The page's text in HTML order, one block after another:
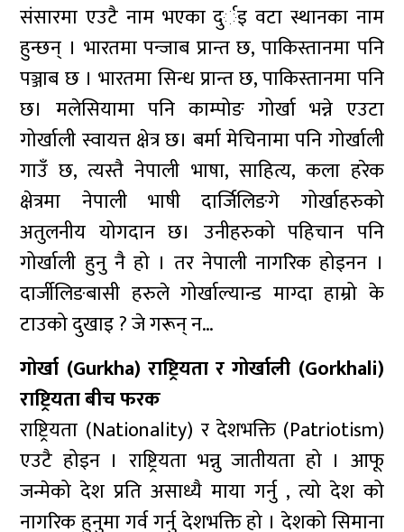
संसारमा एउटै नाम भएका दुर्इ वटा स्थानका नाम
हुन्छन् । भारतमा पन्जाब प्रान्त छ, पाकिस्तानमा पनि
पञ्जाब छ । भारतमा सिन्ध प्रान्त छ, पाकिस्तानमा पनि
छ। मलेसियामा पनि काम्पोङ गोर्खा भन्ने एउटा
गोर्खाली स्वायत्त क्षेत्र छ। बर्मा मेचिनामा पनि गोर्खाली
गाउँ छ, त्यस्तै नेपाली भाषा, साहित्य, कला हरेक
क्षेत्रमा नेपाली भाषी दार्जिलिङगे गोर्खाहरुको
अतुलनीय योगदान छ। उनीहरुको पहिचान पनि
गोर्खाली हुनु नै हो । तर नेपाली नागरिक होइनन ।
दार्जीलिङबासी हरुले गोर्खाल्यान्ड माग्दा हाम्रो के
टाउको दुखाइ ? जे गरून् न…
गोर्खा (Gurkha) राष्ट्रियता र गोर्खाली (Gorkhali)
राष्ट्रियता बीच फरक
राष्ट्रियता (Nationality) र देशभक्ति (Patriotism)
एउटै होइन । राष्ट्रियता भन्नु जातीयता हो । आफू
जन्मेको देश प्रति असाध्यै माया गर्नु , त्यो देश को
नागरिक हुनुमा गर्व गर्नु देशभक्ति हो । देशको सिमाना